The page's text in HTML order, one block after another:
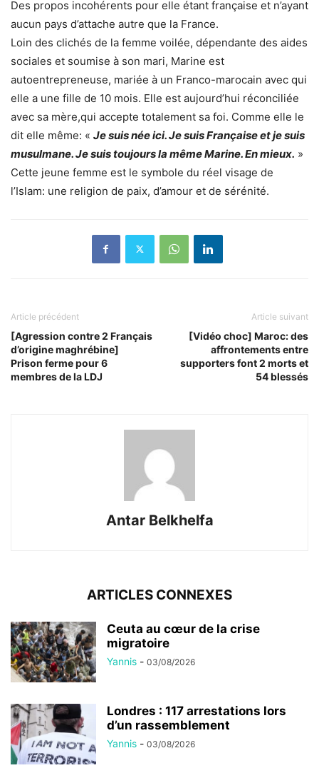
Des propos incohérents pour elle étant française et n’ayant
aucun pays d’attache autre que la France.
Loin des clichés de la femme voilée, dépendante des aides
sociales et soumise à son mari, Marine est
autoentrepreneuse, mariée à un Franco-marocain avec qui
elle a une fille de 10 mois. Elle est aujourd’hui réconciliée
avec sa mère,qui accepte totalement sa foi. Comme elle le
dit elle même: « Je suis née ici. Je suis Française et je suis
musulmane. Je suis toujours la même Marine. En mieux. »
Cette jeune femme est le symbole du réel visage de
l’Islam: une religion de paix, d’amour et de sérénité.
Article précédent
[Agression contre 2 Français
d’origine maghrébine]
Prison ferme pour 6
membres de la LDJ
Article suivant
[Vidéo choc] Maroc: des
affrontements entre
supporters font 2 morts et
54 blessés
Antar Belkhelfa
ARTICLES CONNEXES
Ceuta au cœur de la crise
migratoire
Yannis - 03/08/2026
Londres : 117 arrestations lors
d’un rassemblement
Yannis - 03/08/2026